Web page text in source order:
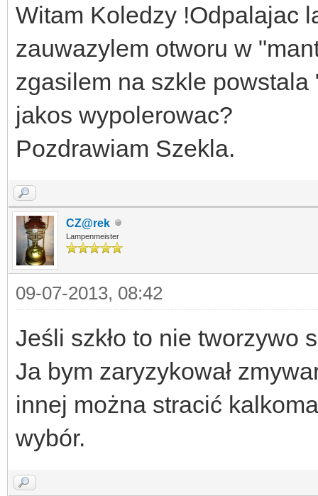
Witam Koledzy !Odpalajac
zauwazylem otworu w
zgasilem na szkle
jakos wypolerowac?
Pozdrawiam Szekla.
CZ@rek
Lampenmeister
09-07-2013, 08:42
Jeśli szkło to nie tworzywo
Ja bym zaryzykował
innej można stracić
wybór.